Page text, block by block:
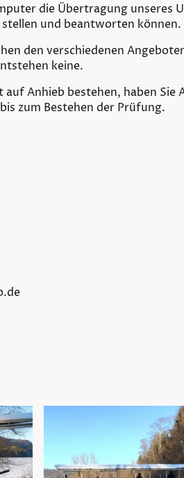
die Übertragung unseres
und beantworten können.
den verschiedenen
keine.
Anhieb bestehen, haben Sie
zum Bestehen der Prüfung.